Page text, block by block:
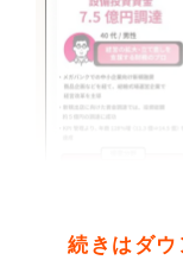
続きはダウ